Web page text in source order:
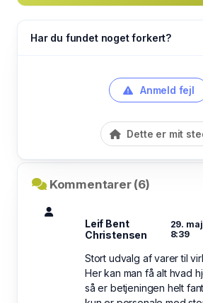
Har du fundet noget forkert?
Anmeld fejl
Dette er mit
Kommentarer (6)
Leif Bent
Christensen
29.
8:39
Stort udvalg af varer til
Her kan man få alt hvad
så er betjeningen helt